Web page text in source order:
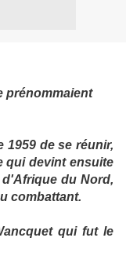
prénommaient
1959 de se réunir,
qui devint ensuite
du Nord,
combattant.
qui fut le